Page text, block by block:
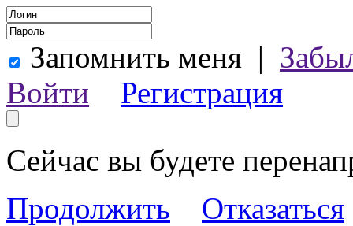
Запомнить меня |
Войти
Регистрация
Сейчас вы будете
Продолжить
Отказаться